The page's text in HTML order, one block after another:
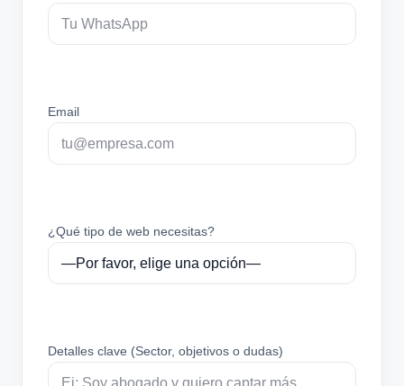
Email
¿Qué tipo de web necesitas?
Detalles clave (Sector, objetivos o dudas)